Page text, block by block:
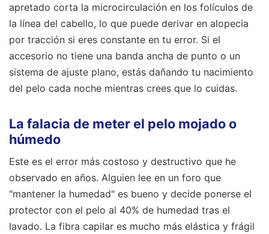
apretado corta la microcirculación en los folículos de
la línea del cabello, lo que puede derivar en alopecia
por tracción si eres constante en tu error. Si el
accesorio no tiene una banda ancha de punto o un
sistema de ajuste plano, estás dañando tu nacimiento
del pelo cada noche mientras crees que lo cuidas.
La falacia de meter el pelo mojado o
húmedo
Este es el error más costoso y destructivo que he
observado en años. Alguien lee en un foro que
"mantener la humedad" es bueno y decide ponerse el
protector con el pelo al 40% de humedad tras el
lavado. La fibra capilar es mucho más elástica y frágil